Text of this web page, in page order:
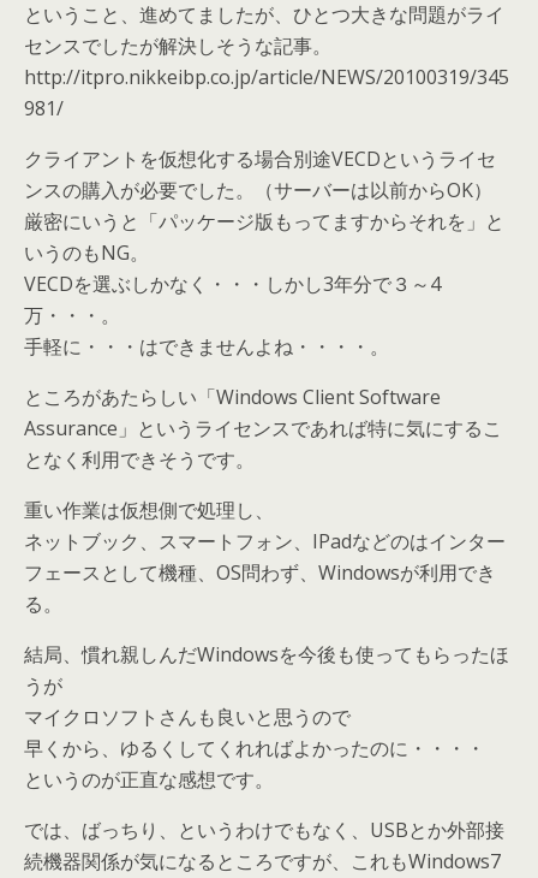
ということ、進めてましたが、ひとつ大きな問題がライ
センスでしたが解決しそうな記事。
http://itpro.nikkeibp.co.jp/article/NEWS/20100319/345
981/
クライアントを仮想化する場合別途VECDというライセ
ンスの購入が必要でした。（サーバーは以前からOK）
厳密にいうと「パッケージ版もってますからそれを」と
いうのもNG。
VECDを選ぶしかなく・・・しかし3年分で３～4
万・・・。
手軽に・・・はできませんよね・・・・。
ところがあたらしい「Windows Client Software
Assurance」というライセンスであれば特に気にするこ
となく利用できそうです。
重い作業は仮想側で処理し、
ネットブック、スマートフォン、IPadなどのはインター
フェースとして機種、OS問わず、Windowsが利用でき
る。
結局、慣れ親しんだWindowsを今後も使ってもらったほ
うが
マイクロソフトさんも良いと思うので
早くから、ゆるくしてくれればよかったのに・・・・
というのが正直な感想です。
では、ばっちり、というわけでもなく、USBとか外部接
続機器関係が気になるところですが、これもWindows7